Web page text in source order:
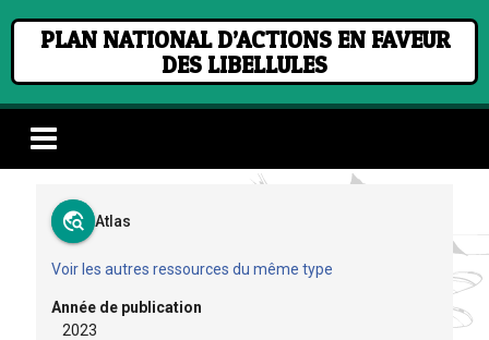
PLAN NATIONAL D’ACTIONS EN FAVEUR
DES LIBELLULES
travel_explore Atlas
Voir les autres ressources du même type
Année de publication
2023